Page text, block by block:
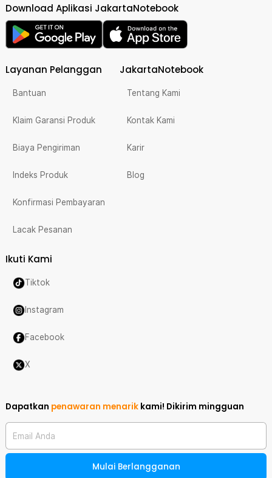
Download Aplikasi JakartaNotebook
Layanan Pelanggan
Bantuan
Klaim Garansi Produk
Biaya Pengiriman
Indeks Produk
Konfirmasi Pembayaran
Lacak Pesanan
JakartaNotebook
Tentang Kami
Kontak Kami
Karir
Blog
Ikuti Kami
Tiktok
Instagram
Facebook
X
Dapatkan penawaran menarik kami! Dikirim mingguan
Email Anda
Mulai Berlangganan